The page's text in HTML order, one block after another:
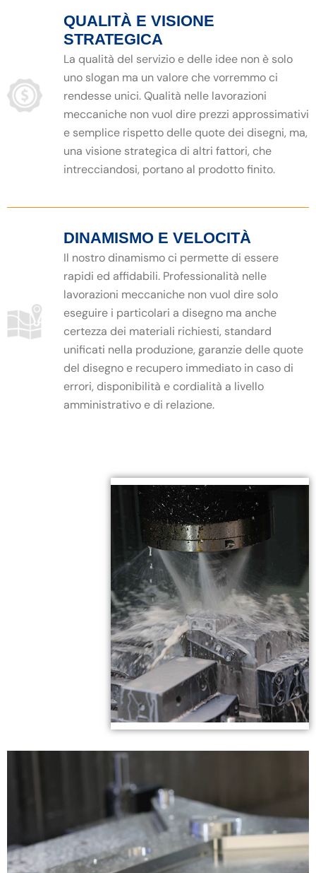
QUALITÀ E VISIONE
STRATEGICA
La qualità del servizio e delle idee non è solo
uno slogan ma un valore che vorremmo ci
rendesse unici. Qualità nelle lavorazioni
meccaniche non vuol dire prezzi approssimativi
e semplice rispetto delle quote dei disegni, ma,
una visione strategica di altri fattori, che
intrecciandosi, portano al prodotto finito.
DINAMISMO E VELOCITÀ
Il nostro dinamismo ci permette di essere
rapidi ed affidabili. Professionalità nelle
lavorazioni meccaniche non vuol dire solo
eseguire i particolari a disegno ma anche
certezza dei materiali richiesti, standard
unificati nella produzione, garanzie delle quote
del disegno e recupero immediato in caso di
errori, disponibilità e cordialità a livello
amministrativo e di relazione.